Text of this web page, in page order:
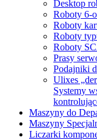
Desktop
Roboty 6-
Roboty
Roboty
Roboty
Prasy
Podajniki
Ulixes
Systemy
Maszyny do
Maszyny
Liczarki